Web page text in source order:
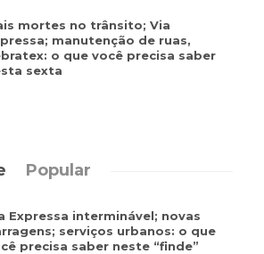
mortes no trânsito; Via
manutenção de ruas,
o que você precisa saber
sexta
Popular
Expressa interminável; novas
serviços urbanos: o que
precisa saber neste “finde”